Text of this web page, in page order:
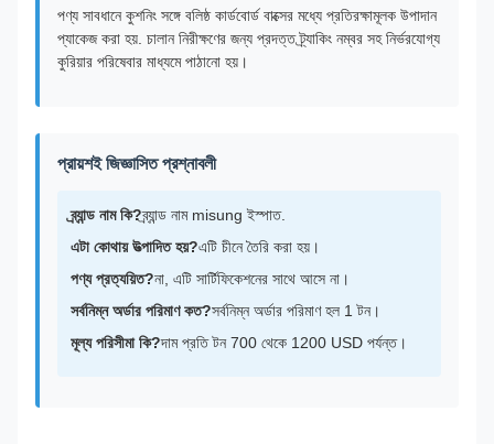
পণ্য সাবধানে কুশনিং সঙ্গে বলিষ্ঠ কার্ডবোর্ড বাক্সের মধ্যে প্রতিরক্ষামূলক উপাদান
প্যাকেজ করা হয়. চালান নিরীক্ষণের জন্য প্রদত্ত ট্র্যাকিং নম্বর সহ নির্ভরযোগ্য
কুরিয়ার পরিষেবার মাধ্যমে পাঠানো হয়।
প্রায়শই জিজ্ঞাসিত প্রশ্নাবলী
ব্র্যান্ড নাম কি?ব্র্যান্ড নাম misung ইস্পাত.
এটা কোথায় উত্পাদিত হয়?এটি চীনে তৈরি করা হয়।
পণ্য প্রত্যয়িত?না, এটি সার্টিফিকেশনের সাথে আসে না।
সর্বনিম্ন অর্ডার পরিমাণ কত?সর্বনিম্ন অর্ডার পরিমাণ হল 1 টন।
মূল্য পরিসীমা কি?দাম প্রতি টন 700 থেকে 1200 USD পর্যন্ত।